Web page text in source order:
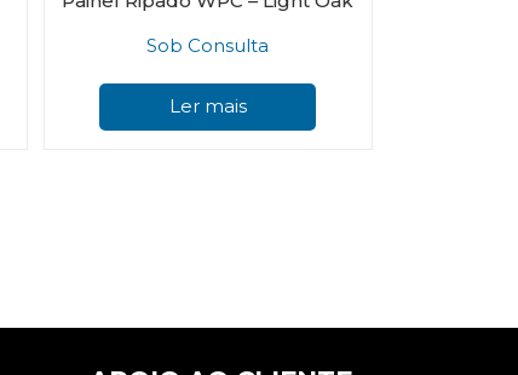
Sob Consulta
Ler mais